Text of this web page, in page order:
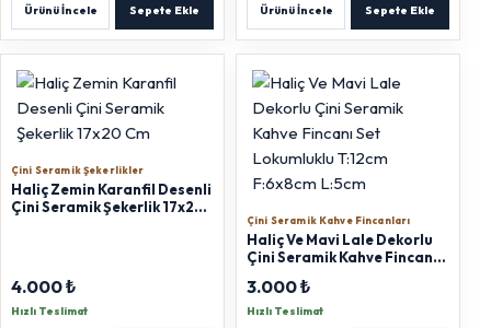
Ürünü İncele Sepete Ekle Ürünü İncele Sepete Ekle
Çini Seramik Şekerlikler
Haliç Zemin Karanfil Desenli
Çini Seramik Şekerlik 17x20
4.000 ₺
Hızlı Teslimat
Çini Seramik Kahve Fincanları
Haliç Ve Mavi Lale Dekorlu
Çini Seramik Kahve Fincanı
F:6x8cm L:5cm
3.000 ₺
Hızlı Teslimat